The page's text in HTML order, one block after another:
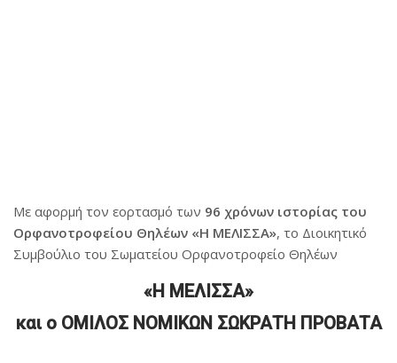
Με αφορμή τον εορτασμό των 96 χρόνων ιστορίας του
Ορφανοτροφείου Θηλέων «Η ΜΕΛΙΣΣΑ», το Διοικητικό
Συμβούλιο του Σωματείου Ορφανοτροφείο Θηλέων
«Η ΜΕΛΙΣΣΑ»
και ο ΟΜΙΛΟΣ ΝΟΜΙΚΩΝ ΣΩΚΡΑΤΗ ΠΡΟΒΑΤΑ